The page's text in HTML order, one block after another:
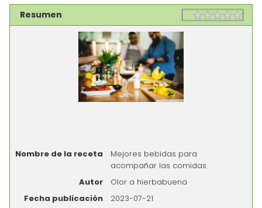
Resumen Rating
Nombre de la receta
Mejores bebidas para
acompañar las comidas
Autor
Olor a hierbabuena
Fecha publicación
2023-07-21